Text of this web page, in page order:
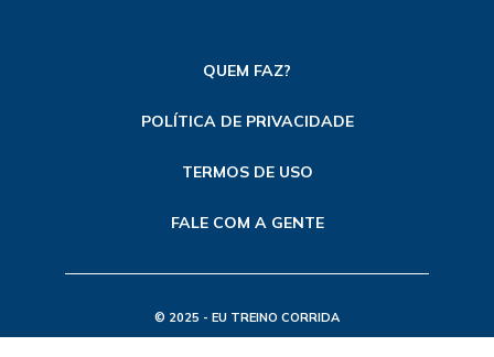
QUEM FAZ?
POLÍTICA DE PRIVACIDADE
TERMOS DE USO
FALE COM A GENTE
© 2025 - EU TREINO CORRIDA
TODOS OS DIREITOS RESERVADOS